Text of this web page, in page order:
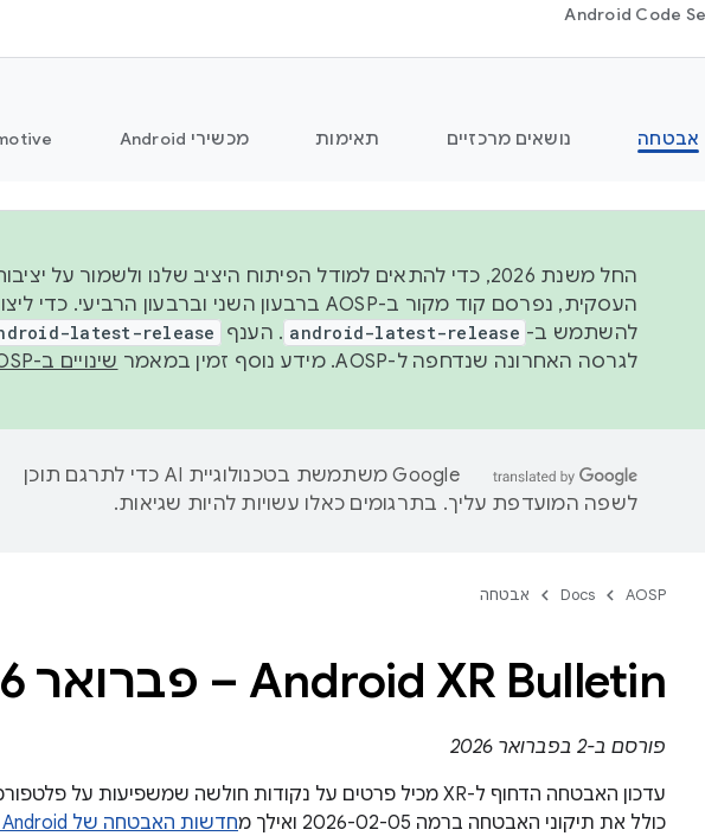
Android Code
אבטחה נושאים מרכזיים תאימות מכשירי Android
החל משנת 2026, כדי להתאים למודל הפיתוח היציב שלנו ולשמור
להשתמש ב- android-latest-release . הענף latest-release
לגרסה האחרונה שנדחפה ל-AOSP. מידע נוסף זמין במאמר
שינויים ב-AOSP
‫Google משתמשת בטכנולוגיית AI כדי לתרגם תוכן
לשפה המועדפת עליך. בתרגומים כאלו עשויות להיות שגיאות.
AOSP
Docs אבטחה
‫Android XR Bulletin – פברואר 2026
פורסם ב-2 בפברואר 2026
כולל את תיקוני האבטחה ברמה 2026-02-05 ואילך מ
חדשות האבטחה של Android מפברואר 2026